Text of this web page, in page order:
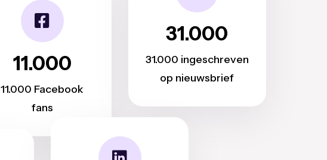
11.000
11.000 Facebook
fans
31.000
31.000 ingeschreven
op nieuwsbrief